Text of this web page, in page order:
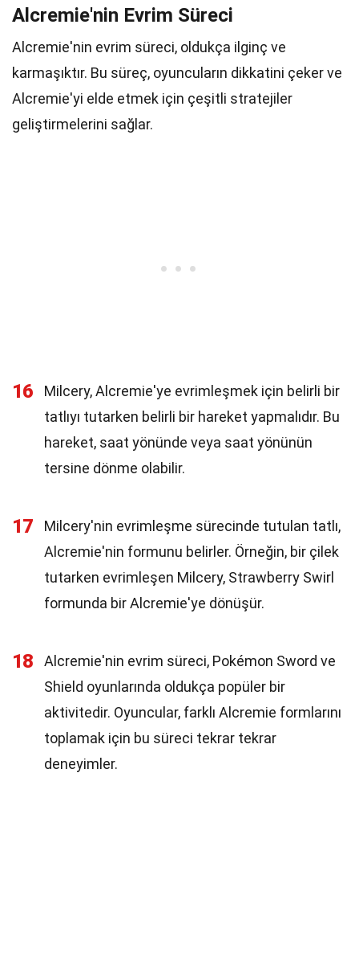
Alcremie'nin Evrim Süreci
Alcremie'nin evrim süreci, oldukça ilginç ve
karmaşıktır. Bu süreç, oyuncuların dikkatini çeker ve
Alcremie'yi elde etmek için çeşitli stratejiler
geliştirmelerini sağlar.
16
Milcery, Alcremie'ye evrimleşmek için belirli bir
tatlıyı tutarken belirli bir hareket yapmalıdır. Bu
hareket, saat yönünde veya saat yönünün
tersine dönme olabilir.
17
Milcery'nin evrimleşme sürecinde tutulan tatlı,
Alcremie'nin formunu belirler. Örneğin, bir çilek
tutarken evrimleşen Milcery, Strawberry Swirl
formunda bir Alcremie'ye dönüşür.
18
Alcremie'nin evrim süreci, Pokémon Sword ve
Shield oyunlarında oldukça popüler bir
aktivitedir. Oyuncular, farklı Alcremie formlarını
toplamak için bu süreci tekrar tekrar
deneyimler.